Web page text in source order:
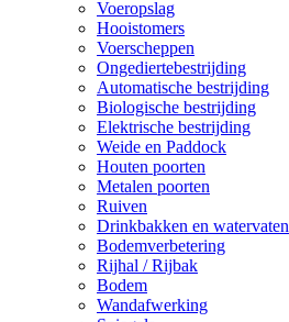
Voeropslag
Hooistomers
Voerscheppen
Ongediertebestrijding
Automatische bestrijding
Biologische bestrijding
Elektrische bestrijding
Weide en Paddock
Houten poorten
Metalen poorten
Ruiven
Drinkbakken en watervaten
Bodemverbetering
Rijhal / Rijbak
Bodem
Wandafwerking